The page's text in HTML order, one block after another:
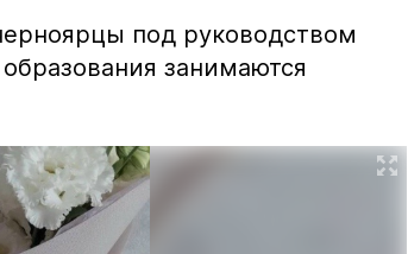
под руководством
занимаются